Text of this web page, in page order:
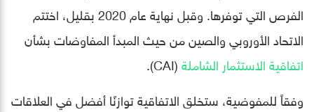
الفرص التي توفرها. وقبل نهاية عام 2020 بقليل، اختتم
الاتحاد الأوروبي والصين من حيث المبدأ المفاوضات بشأن
اتفاقية الاستثمار الشاملة(CAI).
وفقاً للمفوضية، ستخلق الاتفاقية توازنًا أفضل في العلاقات